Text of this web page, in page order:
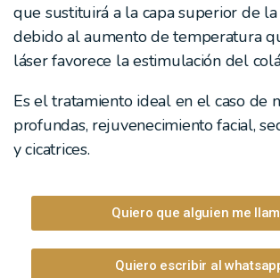
que sustituirá a la capa superior de
debido al aumento de temperatura
láser favorece la estimulación del
Es el tratamiento ideal en el caso de
profundas, rejuvenecimiento facial,
y cicatrices.
Quiero que alguien me
Quiero escribir al